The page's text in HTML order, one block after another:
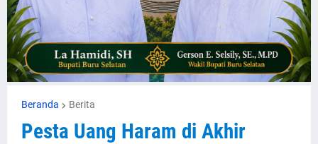
Beranda Berita
Pesta Uang Haram di Akhir